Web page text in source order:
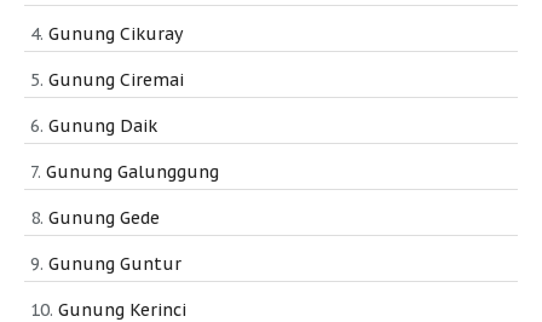
Gunung Cikuray
Gunung Ciremai
Gunung Daik
Gunung Galunggung
Gunung Gede
Gunung Guntur
Gunung Kerinci